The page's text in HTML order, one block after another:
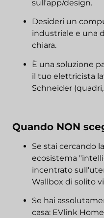
sull'app/design.
Desideri un
industriale e una
chiara.
È una soluzione
il tuo elettricista
Schneider
Quando NON
Se stai cercando
ecosistema
incentrato
Wallbox di solito
Se hai
casa: EVlink